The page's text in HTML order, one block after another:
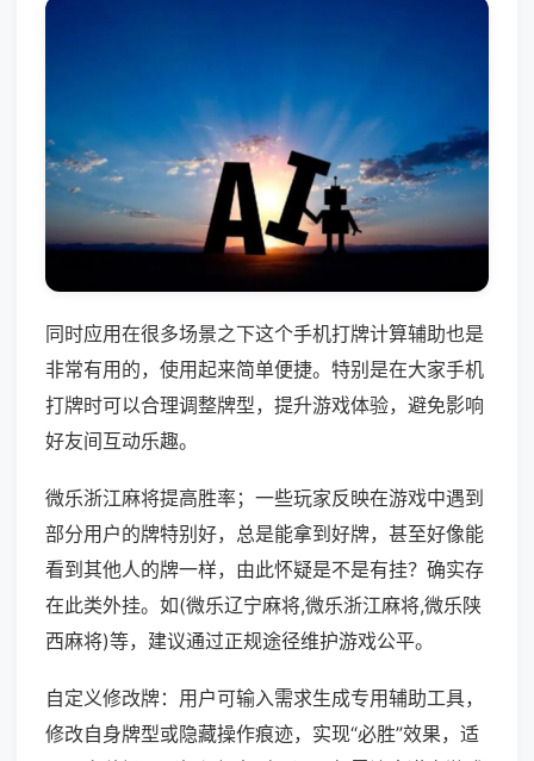
同时应用在很多场景之下这个手机打牌计算辅助也是
非常有用的，使用起来简单便捷。特别是在大家手机
打牌时可以合理调整牌型，提升游戏体验，避免影响
好友间互动乐趣。
微乐浙江麻将提高胜率；一些玩家反映在游戏中遇到
部分用户的牌特别好，总是能拿到好牌，甚至好像能
看到其他人的牌一样，由此怀疑是不是有挂？确实存
在此类外挂。如(微乐辽宁麻将,微乐浙江麻将,微乐陕
西麻将)等，建议通过正规途径维护游戏公平。
自定义修改牌：用户可输入需求生成专用辅助工具，
修改自身牌型或隐藏操作痕迹，实现“必胜”效果，适